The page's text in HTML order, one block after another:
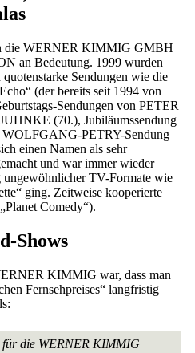
die WERNER KIMMIG GMBH
an Bedeutung. 1999 wurden
Sendungen wie die
(der bereits seit 1994 von
Sendungen von PETER
(70.), Jubiläumssendung
PETRY-Sendung
einen Namen als sehr
und war immer wieder
TV-Formate wie
ging. Zeitweise kooperierte
Comedy“).
Shows
KIMMIG war, dass man
Fernsehpreises“ langfristig
die WERNER KIMMIG